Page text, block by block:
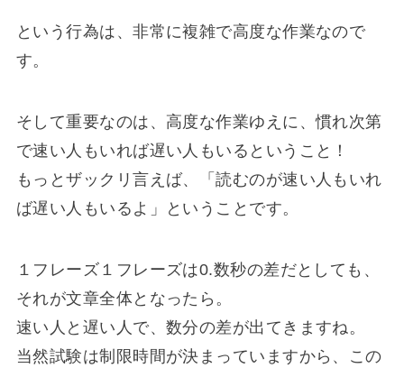
という行為は、非常に複雑で高度な作業なので
す。
そして重要なのは、高度な作業ゆえに、慣れ次第
で速い人もいれば遅い人もいるということ！
もっとザックリ言えば、「読むのが速い人もいれ
ば遅い人もいるよ」ということです。
１フレーズ１フレーズは0.数秒の差だとしても、
それが文章全体となったら。
速い人と遅い人で、数分の差が出てきますね。
当然試験は制限時間が決まっていますから、この